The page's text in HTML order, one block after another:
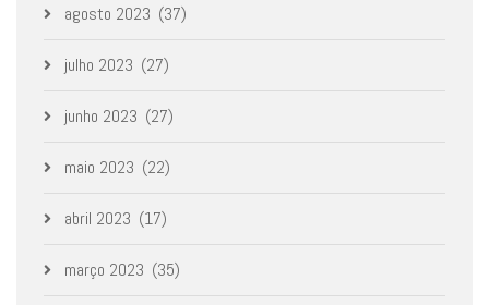
agosto 2023 (37)
julho 2023 (27)
junho 2023 (27)
maio 2023 (22)
abril 2023 (17)
março 2023 (35)